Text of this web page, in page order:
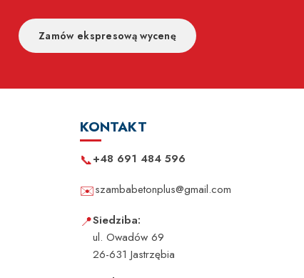
Zamów ekspresową wycenę
KONTAKT
📞+48 691 484 596
✉️szambabetonplus@gmail.com
📍Siedziba:
ul. Owadów 69
26-631 Jastrzębia